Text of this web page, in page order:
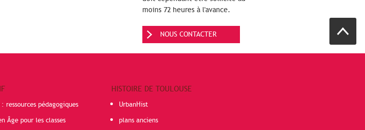
moins 72 heures à l'avance.
NOUS CONTACTER
ressources pédagogiques
Âge pour les classes
HISTOIRE DE TOULOUSE
UrbanHist
plans anciens